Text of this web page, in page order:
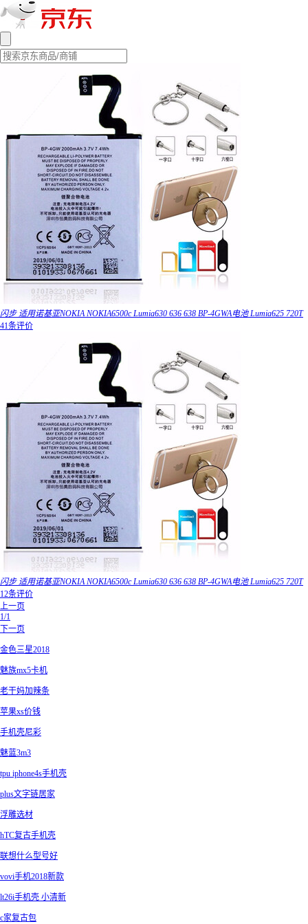
闪步 适用诺基亚NOKIA NOKIA6500c Lumia630 636 638 BP-4GWA电池 Lumia625 720T
41条评价
闪步 适用诺基亚NOKIA NOKIA6500c Lumia630 636 638 BP-4GWA电池 Lumia625 720T
12条评价
上一页
1/1
下一页
金色三星2018
魅族mx5卡机
老干妈加辣条
苹果xs价钱
手机壳尼彩
魅蓝3m3
tpu iphone4s手机壳
plus文字链居家
浮雕选材
hTC复古手机壳
联想什么型号好
vovi手机2018新款
lt26i手机壳 小清新
c家复古包